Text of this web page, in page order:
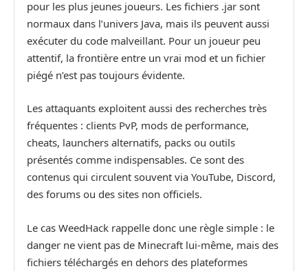
pour les plus jeunes joueurs. Les fichiers .jar sont
normaux dans l’univers Java, mais ils peuvent aussi
exécuter du code malveillant. Pour un joueur peu
attentif, la frontière entre un vrai mod et un fichier
piégé n’est pas toujours évidente.
Les attaquants exploitent aussi des recherches très
fréquentes : clients PvP, mods de performance,
cheats, launchers alternatifs, packs ou outils
présentés comme indispensables. Ce sont des
contenus qui circulent souvent via YouTube, Discord,
des forums ou des sites non officiels.
Le cas WeedHack rappelle donc une règle simple : le
danger ne vient pas de Minecraft lui-même, mais des
fichiers téléchargés en dehors des plateformes